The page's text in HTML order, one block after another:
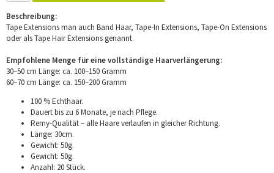
Beschreibung:
Tape Extensions man auch Band Haar, Tape-In Extensions, Tape-On Extensions
oder als Tape Hair Extensions genannt.
Empfohlene Menge für eine vollständige Haarverlängerung:
30–50 cm Länge: ca. 100–150 Gramm
60–70 cm Länge: ca. 150–200 Gramm
100 % Echthaar.
Dauert bis zu 6 Monate, je nach Pflege.
Remy-Qualität – alle Haare verlaufen in gleicher Richtung.
Länge: 30cm.
Gewicht: 50g.
Gewicht: 50g.
Anzahl: 20 Stück.